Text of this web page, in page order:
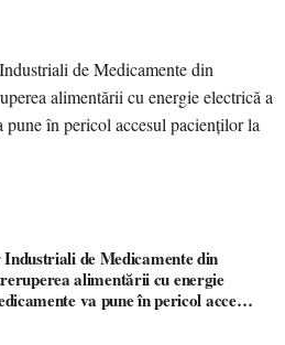
de Medicamente din
alimentării cu energie
va pune în pericol accesul